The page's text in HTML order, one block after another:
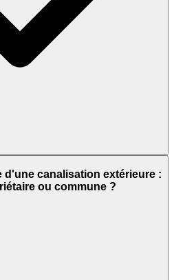
d'une canalisation extérieure :
ou commune ?